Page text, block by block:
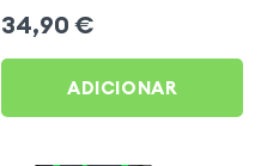
34,90 €
ADICIONAR